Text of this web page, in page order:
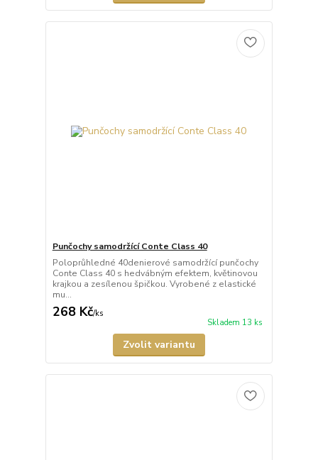
Punčochy samodržící Conte Class 40
Poloprůhledné 40denierové samodržící punčochy
Conte Class 40 s hedvábným efektem, květinovou
krajkou a zesílenou špičkou. Vyrobené z elastické
mu...
268 Kč/ks
Skladem 13 ks
Zvolit variantu